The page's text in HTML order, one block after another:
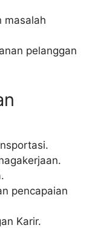
masalah
pelanggan
pencapaian
Karir.